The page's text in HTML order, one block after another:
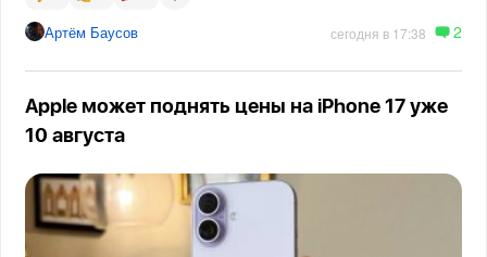
Артём Баусов сегодня в 17:38 2
Apple может поднять цены на iPhone 17 уже
10 августа